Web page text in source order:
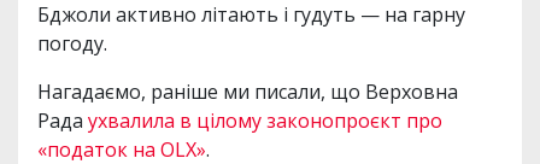
Бджоли активно літають і гудуть — на гарну
погоду.
Нагадаємо, раніше ми писали, що Верховна
Рада ухвалила в цілому законопроєкт про
«податок на OLX».